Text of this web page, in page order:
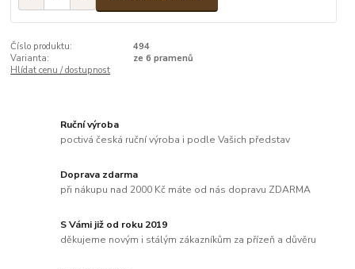
Číslo produktu:
494
Varianta:
ze 6 pramenů
Hlídat cenu / dostupnost
Ruční výroba
poctivá česká ruční výroba i podle Vašich představ
Doprava zdarma
při nákupu nad 2000 Kč máte od nás dopravu ZDARMA
S Vámi již od roku 2019
děkujeme novým i stálým zákazníkům za přízeň a důvěru